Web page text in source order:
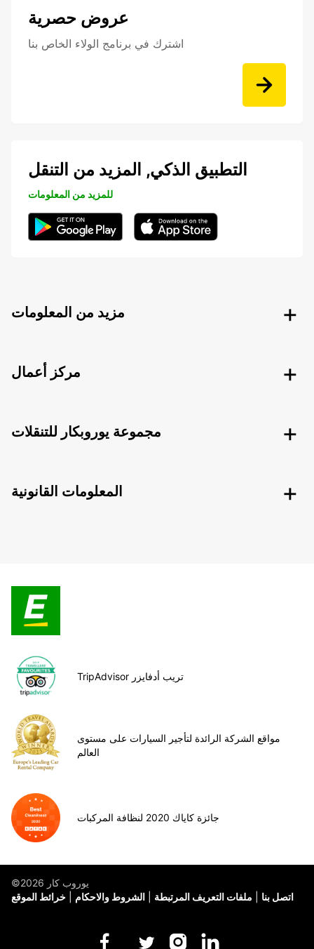
عروض حصرية
اشترك في برنامج الولاء الخاص بنا
التطبيق الذكي, المزيد من التنقل
للمزيد من المعلومات
مزيد من المعلومات
مركز أعمال
مجموعة يوروبكار للتنقلات
المعلومات القانونية
TripAdvisor تريب أدفايزر
مواقع الشركة الرائدة لتأجير السيارات على مستوى
العالم
جائزة كاياك 2020 لنظافة المركبات
©يوروب كار 2026
خرائط الموقع
الشروط والاحكام ملفات التعريف المرتبطة اتصل بنا